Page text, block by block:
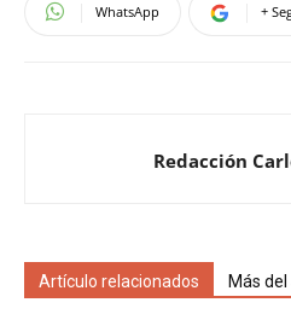
WhatsApp +
Redacción
Artículo relacionados Más